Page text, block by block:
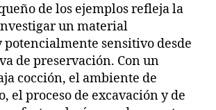
de los ejemplos refleja la
un material
potencialmente sensitivo desde
de preservación. Con un
cocción, el ambiente de
el proceso de excavación y de